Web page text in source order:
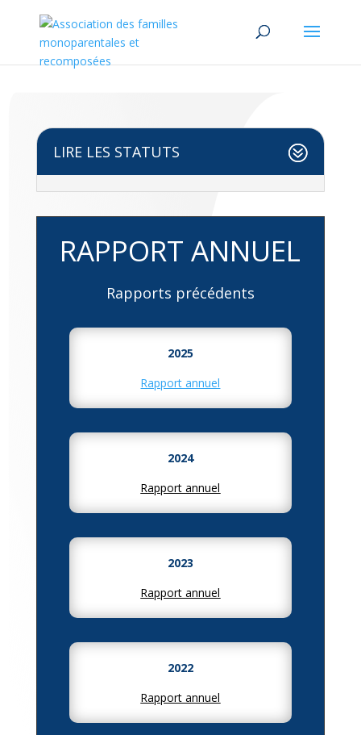
LIRE LES STATUTS
RAPPORT ANNUEL
Rapports précédents
2025
Rapport annuel
2024
Rapport annuel
2023
Rapport annuel
2022
Rapport annuel